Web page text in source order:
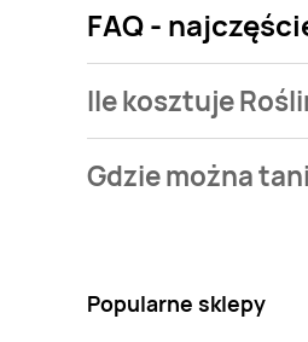
FAQ -
Ile kosztuje
iglasta 3 l kosztuje od
Gdzie można
Popularne sklepy